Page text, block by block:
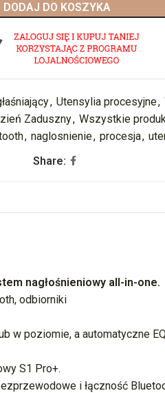
DODAJ DO KOSZYKA
, Utensylia procesyjne,
Zaduszny, Wszystkie
, naglosnienie, procesja,
Share:
nagłośnieniowy all-in-one.
odbiorniki
w poziomie, a automatyczne
S1 Pro+.
i łączność